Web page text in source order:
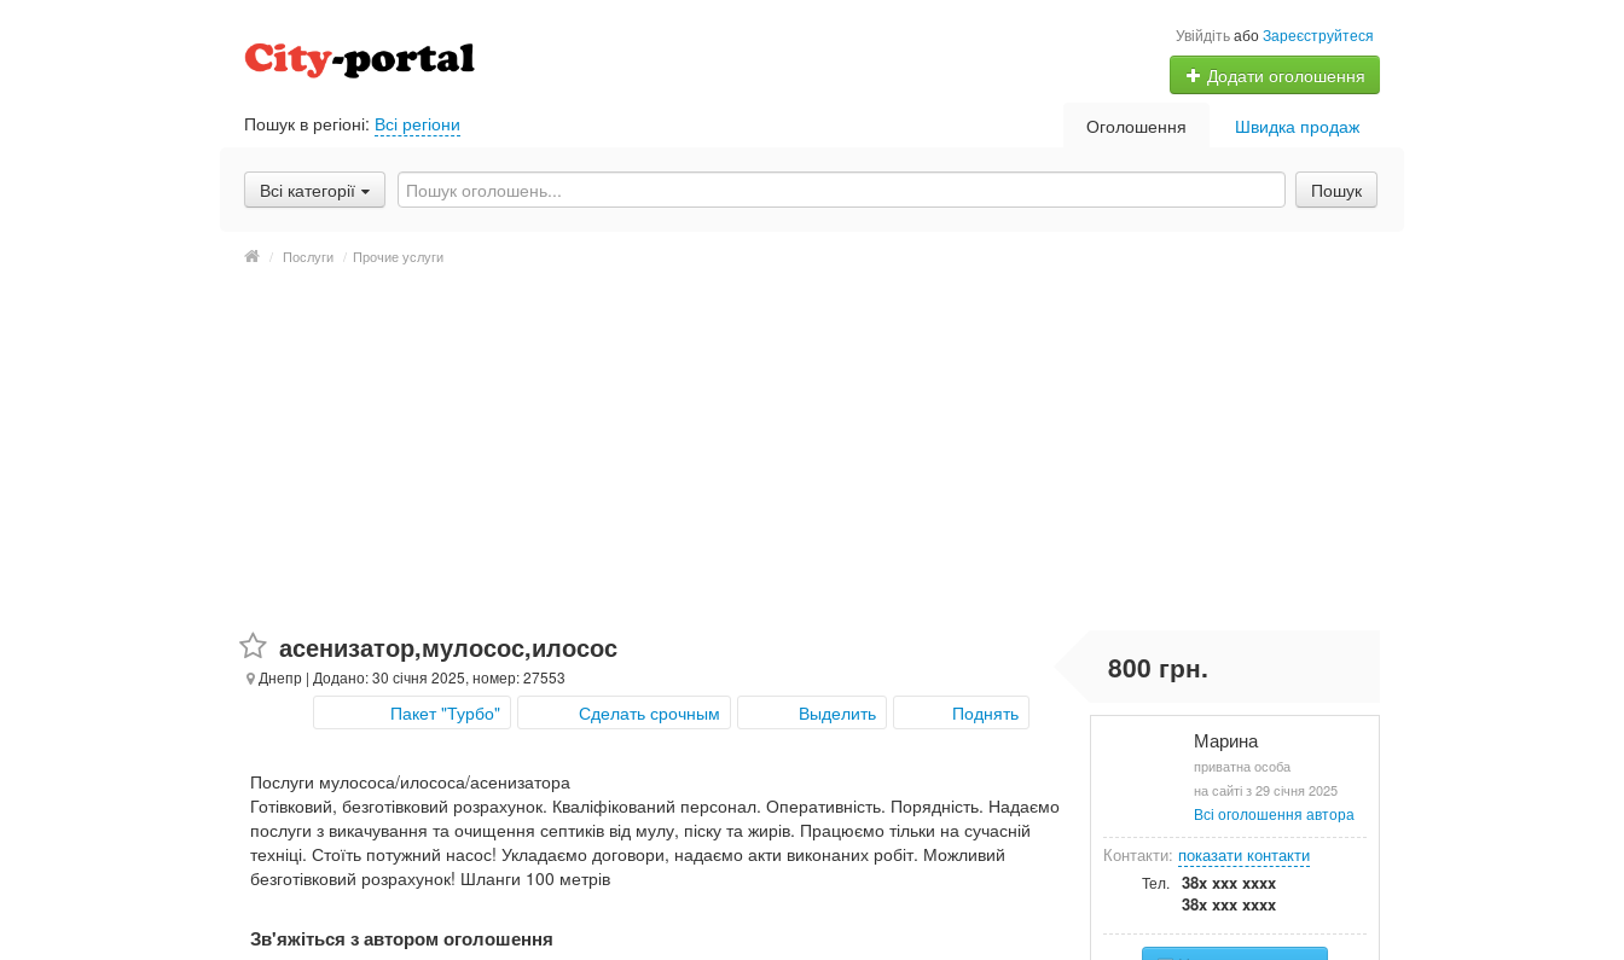
УвійдітьабоЗареєструйтеся
Додати оголошення
Пошук в регіоні: Всі регіони Швидка продаж
Оголошення
Всі категорії Пошук
/ Послуги / Прочие услуги
асенизатор,мулосос,илосос
Днепр | Додано: 30 січня 2025, номер: 27553
Пакет "Турбо" Сделать срочным Выделить Поднять
Послуги мулососа/илососа/асенизатора
Готівковий, безготівковий розрахунок. Кваліфікований персонал. Оперативність. Порядність. Надаємо
послуги з викачування та очищення септиків від мулу, піску та жирів. Працюємо тільки на сучасній
техніці. Стоїть потужний насос! Укладаємо договори, надаємо акти виконаних робіт. Можливий
безготівковий розрахунок! Шланги 100 метрів
Зв'яжіться з автором оголошення
800 грн.
Марина
приватна особа
на сайті з 29 січня 2025
Всі оголошення автора
Контакти: показати контакти
Тел.
38x xxx xxxx
38x xxx xxxx